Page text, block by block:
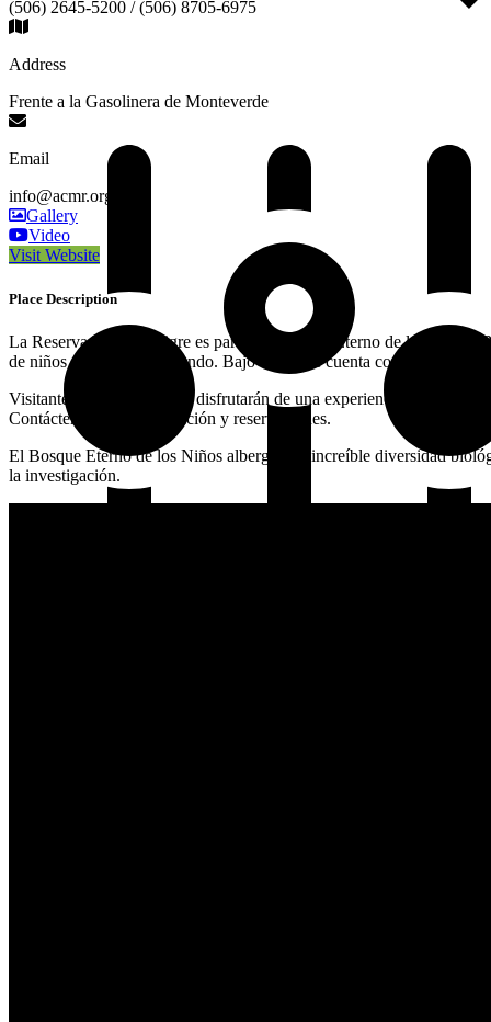
(506) 2645-5200 / (506) 8705-6975
Address
Frente a la Gasolinera de Monteverde
Email
info@acmr.org
Gallery
Video
Visit Website
Place Description
La Reserva Bajo del Tigre es parte del Bosque Eterno de los Niños
de niños alrededor del mundo. Bajo del Tigre cuenta con 5.5 km de
Visitantes más aventureros disfrutarán de una experiencia fuera de
Contáctenos para información y reservaciones.
El Bosque Eterno de los Niños alberga una increíble diversidad
la investigación.